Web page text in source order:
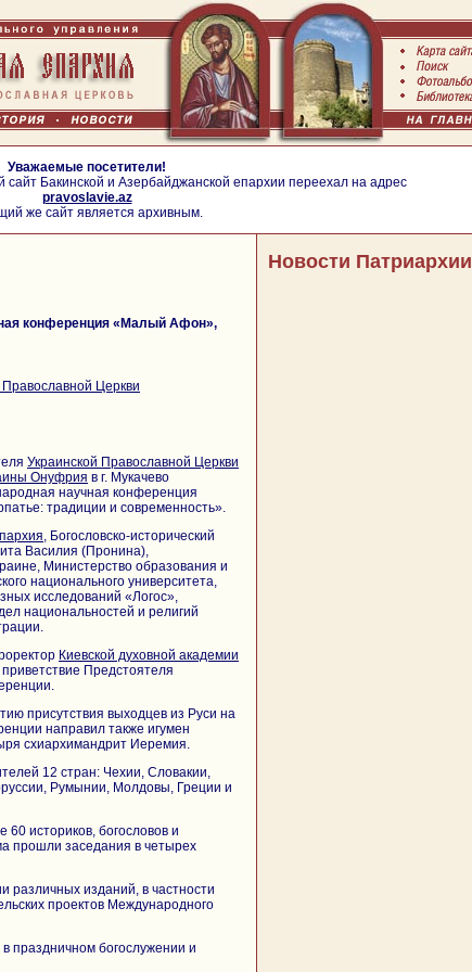
Уважаемые посетители!
Бакинской и Азербайджанской епархии переехал на адрес
pravoslavie.az
же сайт является архивным.
конференция «Малый Афон»,
Церкви
Украинской Православной Церкви
Онуфрия в г. Мукачево
научная конференция
традиции и современность».
, Богословско-исторический
Василия (Пронина),
Министерство образования и
национального университета,
исследований «Логос»,
национальностей и религий
Киевской духовной академии
Предстоятеля
присутствия выходцев из Руси на
направил также игумен
схиархимандрит Иеремия.
12 стран: Чехии, Словакии,
Румынии, Молдовы, Греции и
историков, богословов и
прошли заседания в четырех
различных изданий, в частности
проектов Международного
праздничном богослужении и
Новости Патриархии